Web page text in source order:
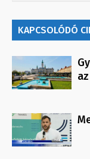
KAPCSOLÓDÓ